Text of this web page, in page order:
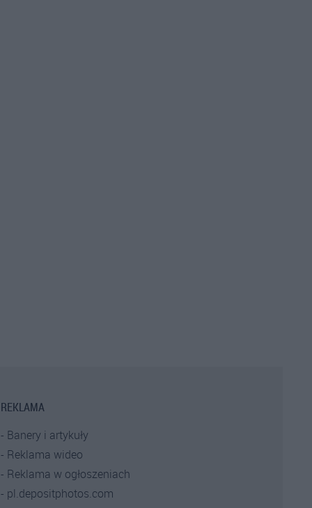
REKLAMA
Banery i artykuły
Reklama wideo
Reklama w ogłoszeniach
pl.depositphotos.com